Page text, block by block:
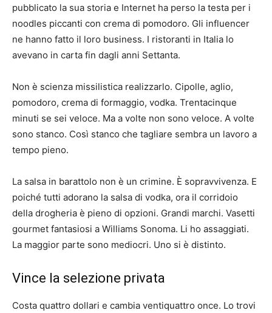
pubblicato la sua storia e Internet ha perso la testa per i
noodles piccanti con crema di pomodoro. Gli influencer
ne hanno fatto il loro business. I ristoranti in Italia lo
avevano in carta fin dagli anni Settanta.
Non è scienza missilistica realizzarlo. Cipolle, aglio,
pomodoro, crema di formaggio, vodka. Trentacinque
minuti se sei veloce. Ma a volte non sono veloce. A volte
sono stanco. Così stanco che tagliare sembra un lavoro a
tempo pieno.
La salsa in barattolo non è un crimine. È sopravvivenza. E
poiché tutti adorano la salsa di vodka, ora il corridoio
della drogheria è pieno di opzioni. Grandi marchi. Vasetti
gourmet fantasiosi a Williams Sonoma. Li ho assaggiati.
La maggior parte sono mediocri. Uno si è distinto.
Vince la selezione privata
Costa quattro dollari e cambia ventiquattro once. Lo trovi